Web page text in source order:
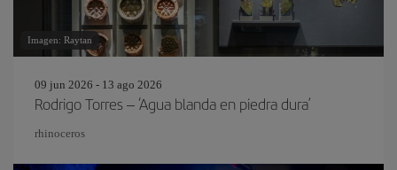
Imagen: Raytan
09 jun 2026 - 13 ago 2026
Rodrigo Torres – ‘Agua blanda en piedra dura’
rhinoceros